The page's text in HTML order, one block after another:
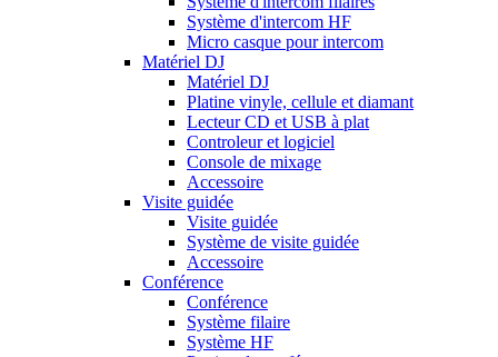
Système d'intercom HF
Micro casque pour intercom
Matériel DJ
Matériel DJ
Platine vinyle, cellule et diamant
Lecteur CD et USB à plat
Controleur et logiciel
Console de mixage
Accessoire
Visite guidée
Visite guidée
Système de visite guidée
Accessoire
Conférence
Conférence
Système filaire
Système HF